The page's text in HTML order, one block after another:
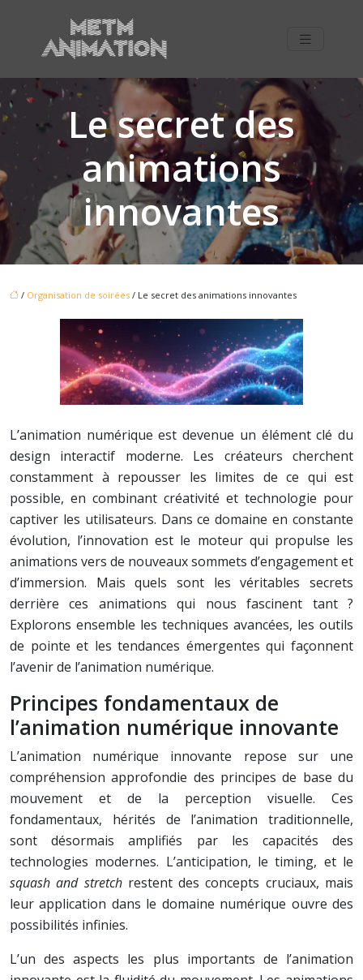
Le secret des
animations
innovantes
/ Organisation de soirées / Le secret des animations innovantes
L’animation numérique est devenue un élément clé du
design interactif moderne. Les créateurs cherchent
constamment à repousser les limites de ce qui est
possible, en combinant créativité et technologie pour
captiver les utilisateurs. Dans ce domaine en constante
évolution, l’innovation est le moteur qui propulse les
animations vers de nouveaux sommets d’engagement et
d’immersion. Mais quels sont les véritables secrets
derrière ces animations qui nous fascinent tant ?
Explorons ensemble les techniques avancées, les outils
de pointe et les tendances émergentes qui façonnent
l’avenir de l’animation numérique.
Principes fondamentaux de
l’animation numérique innovante
L’animation numérique innovante repose sur une
compréhension approfondie des principes de base du
mouvement et de la perception visuelle. Ces
fondamentaux, hérités de l’animation traditionnelle,
sont désormais amplifiés par les capacités des
technologies modernes. L’anticipation, le timing, et le
squash and stretch restent des concepts cruciaux, mais
leur application dans le domaine numérique ouvre des
possibilités infinies.
L’un des aspects les plus importants de l’animation